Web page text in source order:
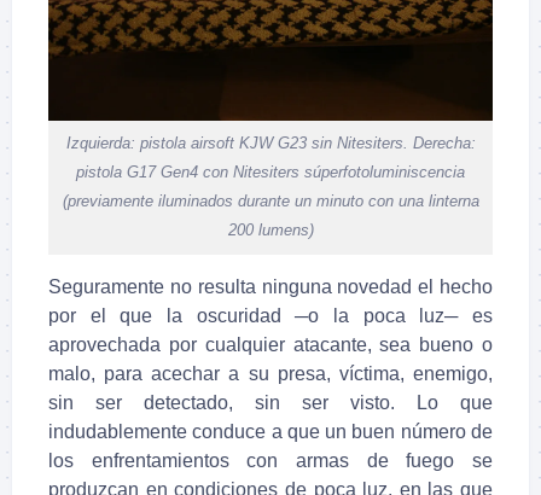
Izquierda: pistola airsoft KJW G23 sin Nitesiters. Derecha:
pistola G17 Gen4 con Nitesiters súperfotoluminiscencia
(previamente iluminados durante un minuto con una linterna
200 lumens)
Seguramente no resulta ninguna novedad el hecho
por el que la oscuridad ─o la poca luz─ es
aprovechada por cualquier atacante, sea bueno o
malo, para acechar a su presa, víctima, enemigo,
sin ser detectado, sin ser visto. Lo que
indudablemente conduce a que un buen número de
los enfrentamientos con armas de fuego se
produzcan en condiciones de poca luz, en las que